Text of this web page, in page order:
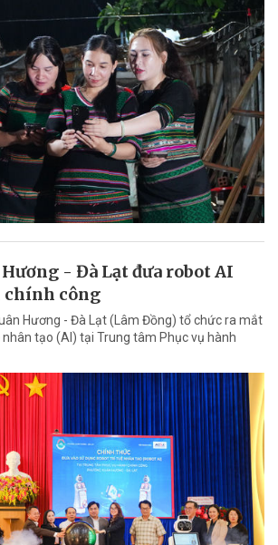
- Đà Lạt đưa robot AI
chính công
Hương - Đà Lạt (Lâm Đồng) tổ chức ra mắt
tạo (AI) tại Trung tâm Phục vụ hành